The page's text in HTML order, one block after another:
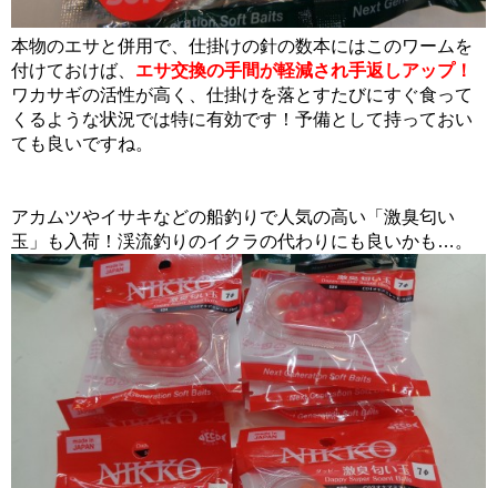
本物のエサと併用で、仕掛けの針の数本にはこのワームを
付けておけば、 エサ交換の手間が軽減され手返しアップ！
ワカサギの活性が高く、仕掛けを落とすたびにすぐ食って
くるような状況では特に有効です！予備として持っておい
ても良いですね。
アカムツやイサキなどの船釣りで人気の高い「激臭匂い
玉」も入荷！渓流釣りのイクラの代わりにも良いかも…。